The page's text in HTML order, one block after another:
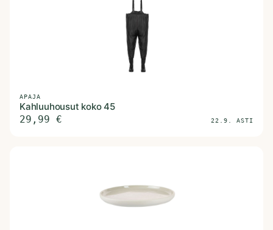
APAJA
Kahluuhousut koko 45
29,99 € 22.9. ASTI